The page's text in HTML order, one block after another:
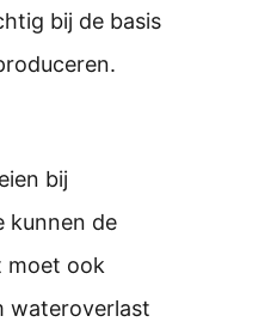
bij de basis
bij
kunnen de
moet ook
wateroverlast